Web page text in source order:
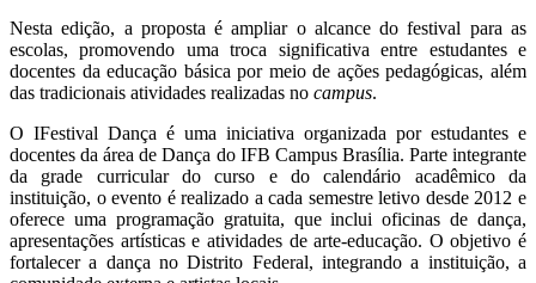
Nesta edição, a proposta é ampliar o alcance do festival para as
escolas, promovendo uma troca significativa entre estudantes e
docentes da educação básica por meio de ações pedagógicas, além
das tradicionais atividades realizadas no campus.
O IFestival Dança é uma iniciativa organizada por estudantes e
docentes da área de Dança do IFB Campus Brasília. Parte integrante
da grade curricular do curso e do calendário acadêmico da
instituição, o evento é realizado a cada semestre letivo desde 2012 e
oferece uma programação gratuita, que inclui oficinas de dança,
apresentações artísticas e atividades de arte-educação. O objetivo é
fortalecer a dança no Distrito Federal, integrando a instituição, a